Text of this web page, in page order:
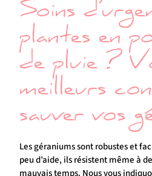
Soins
plantes en
de pluie ?
meilleurs
sauver vos
Les géraniums sont robustes et
peu d’aide, ils résistent même à
mauvais temps. Nous vous